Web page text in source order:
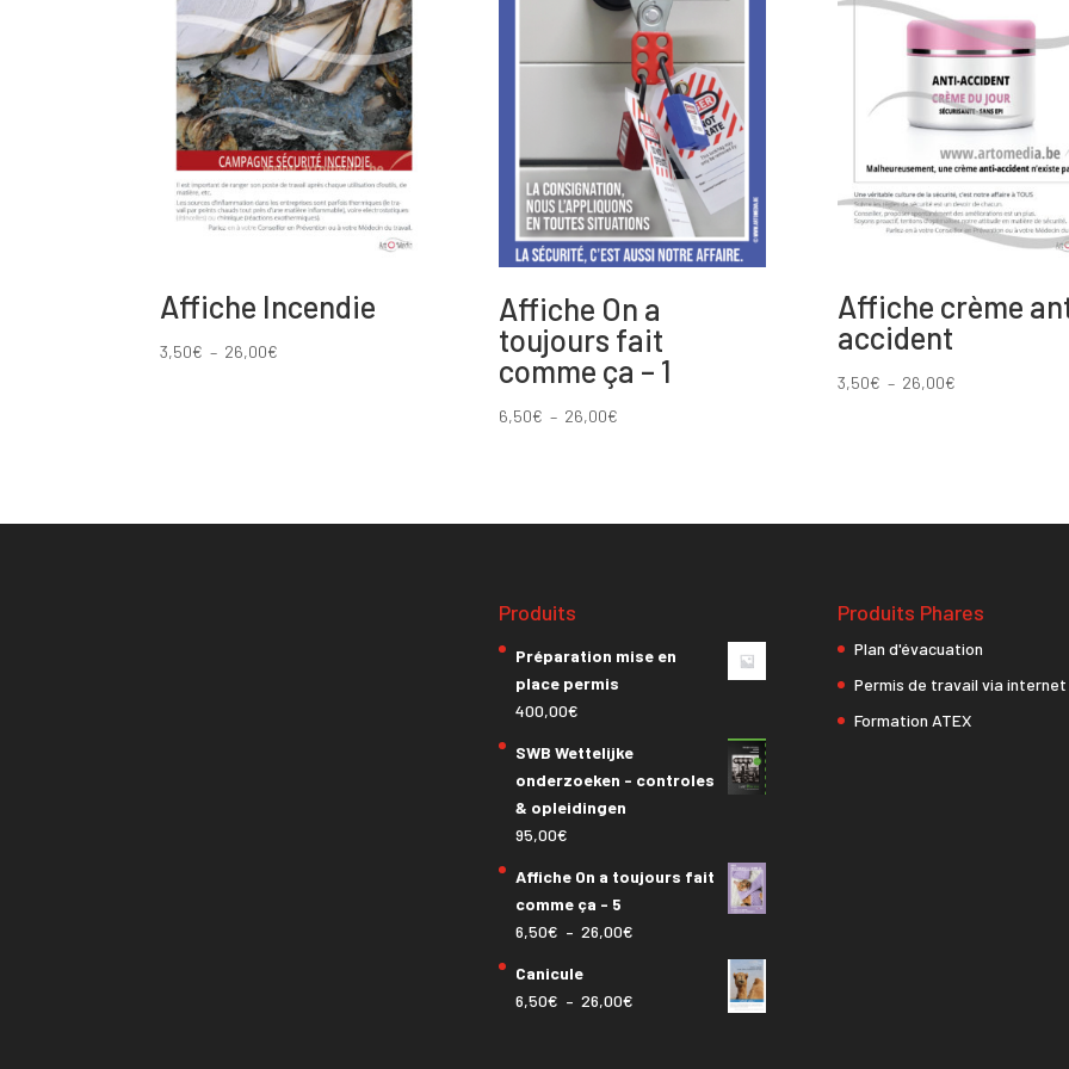
Affiche Incendie
3,50€ – 26,00€
Affiche On a
toujours fait
comme ça – 1
6,50€ – 26,00€Plage
à
Affiche crème
accident
3,50€ – 26,00€Plage
Produits
Préparation mise en
place permis
400,00€
SWB Wettelijke
onderzoeken - controles
& opleidingen
95,00€
Affiche On a toujours fait
comme ça - 5
6,50€ – 26,00€Plage
6,50€
Canicule
6,50€ – 26,00€Plage
Produits Phares
Plan d'évacuation
Permis de travail via internet
Formation ATEX